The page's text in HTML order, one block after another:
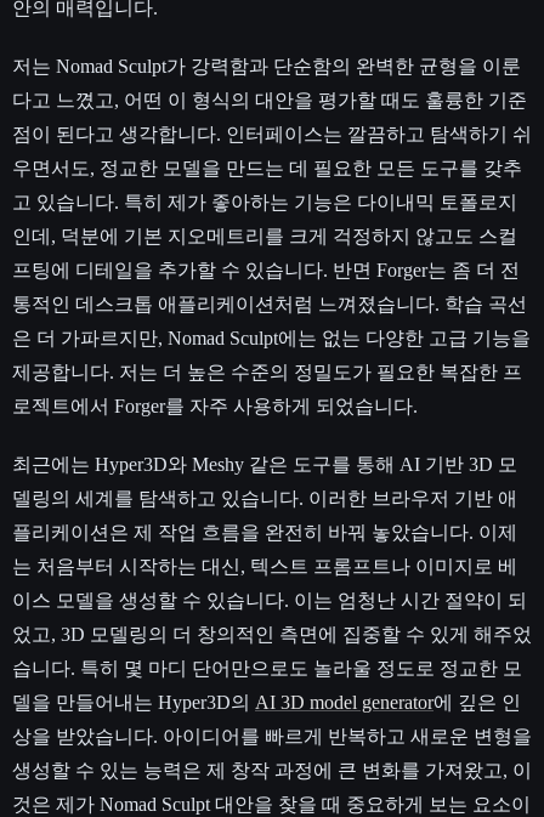
안의 매력입니다.
저는 Nomad Sculpt가 강력함과 단순함의 완벽한 균형을 이룬
다고 느꼈고, 어떤 이 형식의 대안을 평가할 때도 훌륭한 기준
점이 된다고 생각합니다. 인터페이스는 깔끔하고 탐색하기 쉬
우면서도, 정교한 모델을 만드는 데 필요한 모든 도구를 갖추
고 있습니다. 특히 제가 좋아하는 기능은 다이내믹 토폴로지
인데, 덕분에 기본 지오메트리를 크게 걱정하지 않고도 스컬
프팅에 디테일을 추가할 수 있습니다. 반면 Forger는 좀 더 전
통적인 데스크톱 애플리케이션처럼 느껴졌습니다. 학습 곡선
은 더 가파르지만, Nomad Sculpt에는 없는 다양한 고급 기능을
제공합니다. 저는 더 높은 수준의 정밀도가 필요한 복잡한 프
로젝트에서 Forger를 자주 사용하게 되었습니다.
최근에는 Hyper3D와 Meshy 같은 도구를 통해 AI 기반 3D 모
델링의 세계를 탐색하고 있습니다. 이러한 브라우저 기반 애
플리케이션은 제 작업 흐름을 완전히 바꿔 놓았습니다. 이제
는 처음부터 시작하는 대신, 텍스트 프롬프트나 이미지로 베
이스 모델을 생성할 수 있습니다. 이는 엄청난 시간 절약이 되
었고, 3D 모델링의 더 창의적인 측면에 집중할 수 있게 해주었
습니다. 특히 몇 마디 단어만으로도 놀라울 정도로 정교한 모
델을 만들어내는 Hyper3D의 AI 3D model generator에 깊은 인
상을 받았습니다. 아이디어를 빠르게 반복하고 새로운 변형을
생성할 수 있는 능력은 제 창작 과정에 큰 변화를 가져왔고, 이
것은 제가 Nomad Sculpt 대안을 찾을 때 중요하게 보는 요소이